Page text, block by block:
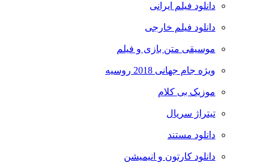
دانلود فیلم ایرانی
دانلود فیلم خارجی
موسیقی متن بازی و فیلم
ویژه جام جهانی 2018 روسیه
موزیک بی کلام
تیتراژ سریال
دانلود مستند
دانلود کارتون و انیمیشن